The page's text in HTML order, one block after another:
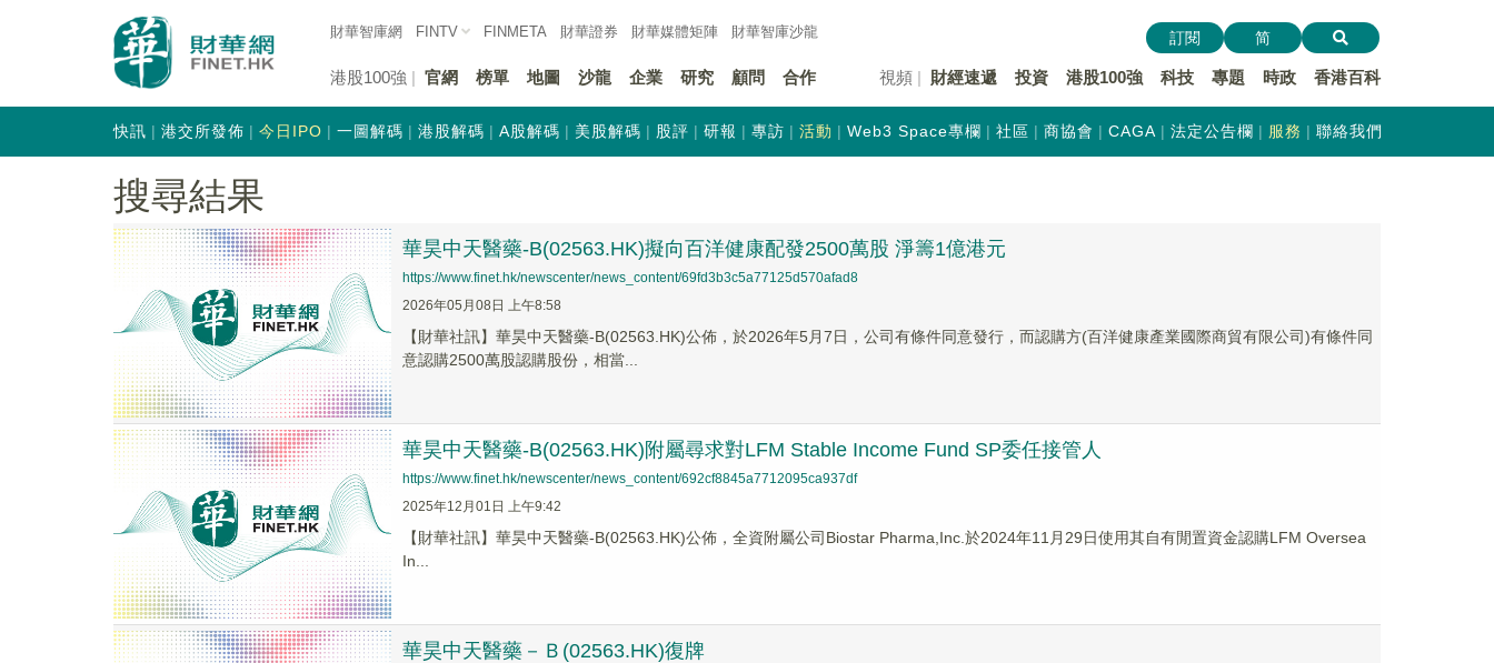
財華智庫網 FINTV FINMETA 財華證券 財華媒體矩陣 財華智庫沙龍
港股100強 官網 榜單 地圖 沙龍 企業 研究 顧問 合作 視頻 財經速遞 投資 港股100強 科技 專題 時政 香港百科
訂閱 简
快訊 港交所發佈 今日IPO 一圖解碼 港股解碼 A股解碼 美股解碼 股評 研報 專訪 活動 Web3 Space專欄 社區 商協會 CAGA 法定公告欄 服務 聯絡我們
搜尋結果
華昊中天醫藥-B(02563.HK)擬向百洋健康配發2500萬股 淨籌1億港元
https://www.finet.hk/newscenter/news_content/69fd3b3c5a77125d570afad8
2026年05月08日 上午8:58
​【財華社訊】華昊中天醫藥-B(02563.HK)公佈，於2026年5月7日，公司有條件同意發行，而認購方(百洋健康產業國際商貿有限公司)有條件同
意認購2500萬股認購股份，相當...
華昊中天醫藥-B(02563.HK)附屬尋求對LFM Stable Income Fund SP委任接管人
https://www.finet.hk/newscenter/news_content/692cf8845a7712095ca937df
2025年12月01日 上午9:42
【財華社訊】華昊中天醫藥-B(02563.HK)公佈，全資附屬公司Biostar Pharma,Inc.於2024年11月29日使用其自有閒置資金認購LFM Oversea
In...
華昊中天醫藥－Ｂ(02563.HK)復牌